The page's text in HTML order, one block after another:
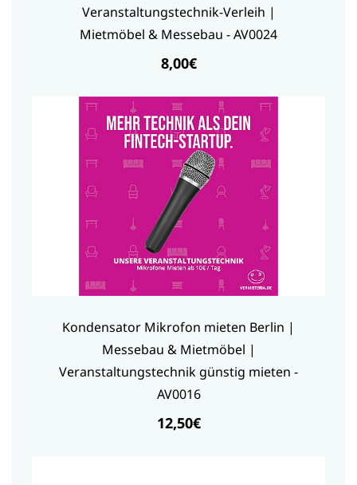
Veranstaltungstechnik-Verleih |
Mietmöbel & Messebau - AV0024
8,00€
Kondensator Mikrofon mieten Berlin |
Messebau & Mietmöbel |
Veranstaltungstechnik günstig mieten -
AV0016
12,50€